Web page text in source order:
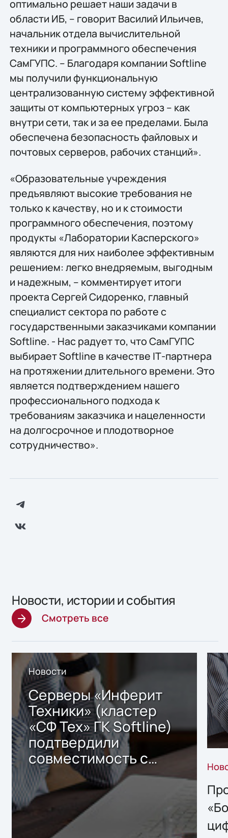
оптимально решает наши задачи в
области ИБ, – говорит Василий Ильичев,
начальник отдела вычислительной
техники и программного обеспечения
СамГУПС. – Благодаря компании Softline
мы получили функциональную
централизованную систему эффективной
защиты от компьютерных угроз – как
внутри сети, так и за ее пределами. Была
обеспечена безопасность файловых и
почтовых серверов, рабочих станций».
«Образовательные учреждения
предъявляют высокие требования не
только к качеству, но и к стоимости
программного обеспечения, поэтому
продукты «Лаборатории Касперского»
являются для них наиболее эффективным
решением: легко внедряемым, выгодным
и надежным, – комментирует итоги
проекта Сергей Сидоренко, главный
специалист сектора по работе с
государственными заказчиками компании
Softline. - Нас радует то, что СамГУПС
выбирает Softline в качестве IТ-партнера
на протяжении длительного времени. Это
является подтверждением нашего
профессионального подхода к
требованиям заказчика и нацеленности
на долгосрочное и плодотворное
сотрудничество».
Новости, истории и события
Смотреть все
Новости
Серверы «Инферит
Техники» (кластер
«СФ Тех» ГК Softline)
подтвердили
совместимость с
решением Sharx
Storage 2.x для
хранения данных